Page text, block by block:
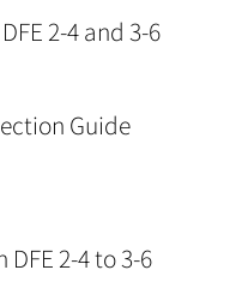
2-4 and 3-6
Guide
2-4 to 3-6